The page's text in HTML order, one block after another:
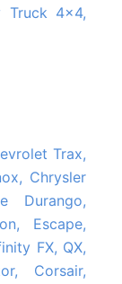
Truck 4x4,
Chrysler
Durango,
Escape,
FX, QX,
Corsair,